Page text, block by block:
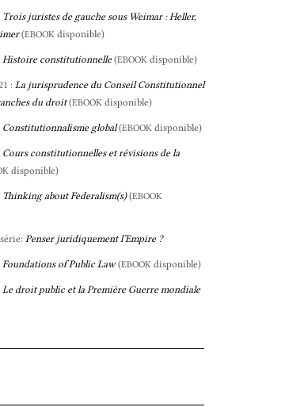
Trois juristes de gauche sous Weimar : Heller,
(EBOOK disponible)
Histoire constitutionnelle (EBOOK disponible)
: La jurisprudence du Conseil Constitutionnel
du droit(EBOOK disponible)
Constitutionnalisme global (EBOOK disponible)
Cours constitutionnelles et révisions de la
disponible)
Thinking about Federalism(s) (EBOOK
Penser juridiquement l’Empire ?
Foundations of Public Law (EBOOK disponible)
Le droit public et la Première Guerre mondiale